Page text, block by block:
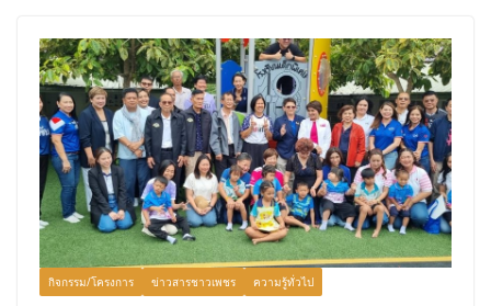
กิจกรรม/โครงการ ข่าวสารชาวเพชร ความรู้ทั่วไป